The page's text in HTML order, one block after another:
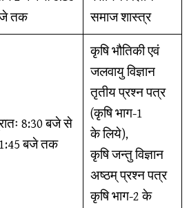
तक
समाज शास्त्र
8:30 बजे से
बजे तक
कृषि भौतिकी एवं
जलवायु विज्ञान
तृतीय प्रश्न पत्र
(कृषि भाग-1
के लिये),
कृषि जन्तु विज्ञान
अष्ठम् प्रश्न पत्र
कृषि भाग-2 के